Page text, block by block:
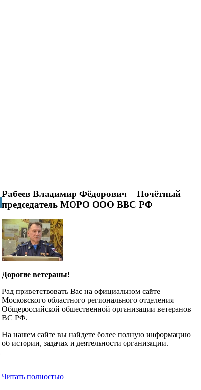
Рабеев Владимир Фёдорович – Почётный
председатель МОРО ООО ВВС РФ
Дорогие ветераны!
Рад приветствовать Вас на официальном сайте
Московского областного регионального отделения
Общероссийской общественной организации ветеранов
ВС РФ.
На нашем сайте вы найдете более полную информацию
об истории, задачах и деятельности организации.
Читать полностью